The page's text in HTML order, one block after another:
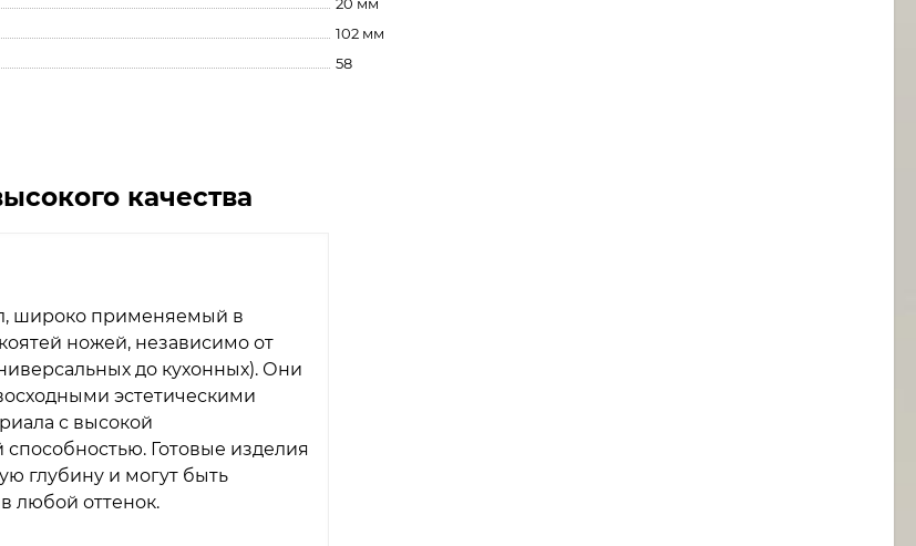
102 мм
58
качества
широко применяемый в
ножей, независимо от
до кухонных). Они
эстетическими
с высокой
способностью. Готовые изделия
глубину и могут быть
любой оттенок.